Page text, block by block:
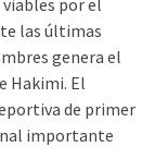
por el
las últimas
genera el
Hakimi. El
de primer
importante